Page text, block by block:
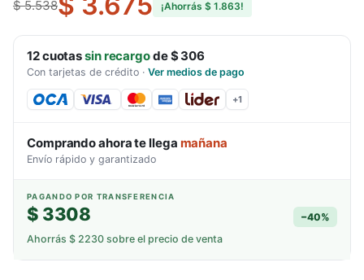
$ 5.538 ¡Ahorrás $ 1.863!
12cuotassin recargode$ 306
Con tarjetas de crédito · Ver medios de pago
+1
Comprando ahora te llega mañana
Envío rápido y garantizado
PAGANDO POR TRANSFERENCIA
$ 3308 −40%
Ahorrás $ 2230 sobre el precio de venta